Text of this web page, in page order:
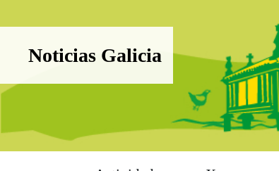
Boletín Noticias Galicia
Noticias Galicia